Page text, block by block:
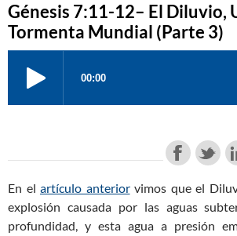
Génesis 7:11-12– El Diluvio,
Tormenta Mundial (Parte 3)
En el artículo anteriorvimos que el
explosión causada por las aguas
profundidad, y esta agua a presión